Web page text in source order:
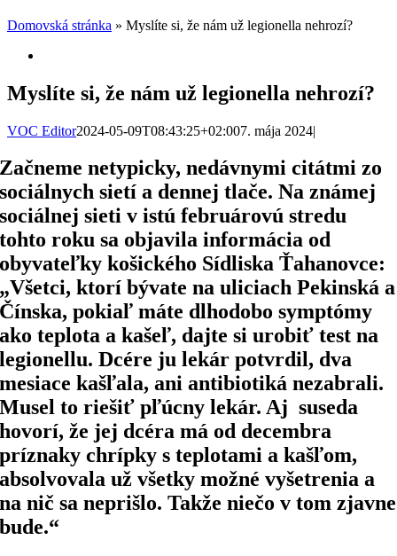
Domovská stránka » Myslíte si, že nám už legionella nehrozí?
obrázok
Myslíte si, že nám už legionella nehrozí?
VOC Editor2024-05-09T08:43:25+02:007. mája 2024|
Začneme netypicky, nedávnymi citátmi zo
sociálnych sietí a dennej tlače. Na známej
sociálnej sieti v istú februárovú stredu
tohto roku sa objavila informácia od
obyvateľky košického Sídliska Ťahanovce:
„Všetci, ktorí bývate na uliciach Pekinská a
Čínska, pokiaľ máte dlhodobo symptómy
ako teplota a kašeľ, dajte si urobiť test na
legionellu. Dcére ju lekár potvrdil, dva
mesiace kašľala, ani antibiotiká nezabrali.
Musel to riešiť pľúcny lekár. Aj suseda
hovorí, že jej dcéra má od decembra
príznaky chrípky s teplotami a kašľom,
absolvovala už všetky možné vyšetrenia a
na nič sa neprišlo. Takže niečo v tom zjavne
bude.“